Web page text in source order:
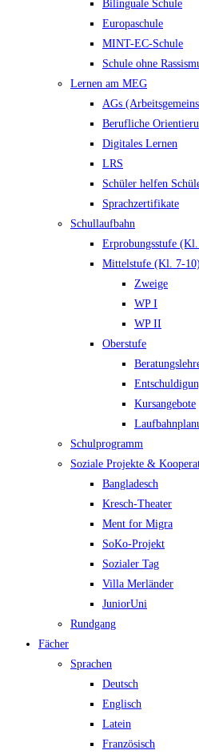
Bilinguale Schule
Europaschule
MINT-EC-Schule
Schule ohne
Lernen am MEG
AGs
Berufliche
Digitales Lernen
LRS
Schüler helfen
Sprachzertifikate
Schullaufbahn
Erprobungsstufe
Mittelstufe (Kl. 7-10)
Zweige
WP I
WP II
Oberstufe
Kursangebote
Schulprogramm
Soziale Projekte &
Bangladesch
Kresch-Theater
Ment for Migra
SoKo-Projekt
Sozialer Tag
Villa Merländer
JuniorUni
Rundgang
Fächer
Sprachen
Deutsch
Englisch
Latein
Französisch